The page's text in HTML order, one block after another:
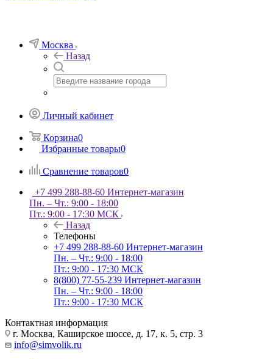
Москва
Назад
Личный кабинет
Корзина0
Избранные товары0
Сравнение товаров0
+7 499 288-88-60 Интернет-магазин
Пн. – Чт.: 9:00 - 18:00
Пт.: 9:00 - 17:30 МСК
Назад
Телефоны
+7 499 288-88-60 Интернет-магазин
Пн. – Чт.: 9:00 - 18:00
Пт.: 9:00 - 17:30 МСК
8(800) 77-55-239 Интернет-магазин
Пн. – Чт.: 9:00 - 18:00
Пт.: 9:00 - 17:30 МСК
Контактная информация
г. Москва, Каширское шоссе, д. 17, к. 5, стр. 3
info@simvolik.ru